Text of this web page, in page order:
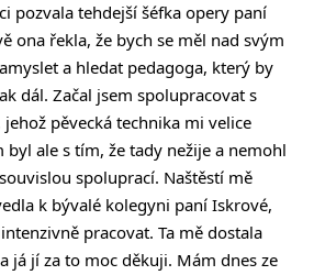
pozvala tehdejší šéfka opery paní
ona řekla, že bych se měl nad svým
a hledat pedagoga, který by
dál. Začal jsem spolupracovat s
pěvecká technika mi velice
ale s tím, že tady nežije a nemohl
spoluprací. Naštěstí mě
k bývalé kolegyni paní Iskrové,
pracovat. Ta mě dostala
já jí za to moc děkuji. Mám dnes ze